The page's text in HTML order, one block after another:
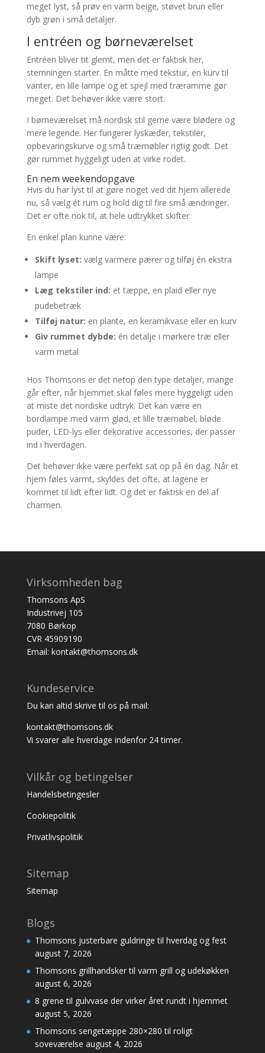
meget lyst, så prøv en varm beige, støvet brun eller
dyb grøn i små detaljer.
I entréen og børneværelset
Entréen bliver tit glemt, men det er faktisk her,
stemningen starter. En måtte med tekstur, en kurv til
vanter, en lille lampe og et spejl med træramme gør
meget. Det behøver ikke være stort.
I børneværelset må nordisk stil gerne være blødere og
mere legende. Her fungerer lyskæder, tekstiler,
opbevaringskurve og små træmøbler rigtig godt. Det
gør rummet hyggeligt uden at virke rodet.
En nem weekendopgave
Hvis du har lyst til at gøre noget ved dit hjem allerede
nu, så vælg ét rum og hold dig til fire små ændringer.
Det er ofte nok til, at hele udtrykket skifter.
En enkel plan kunne være:
Skift lyset: vælg varmere pærer og tilføj én ekstra
lampe
Læg tekstiler ind: et tæppe, en plaid eller nye
pudebetræk
Tilføj natur: en plante, en keramikvase eller en kurv
Giv rummet dybde: én detalje i mørkere træ eller
varm metal
Hos Thomsons er det netop den type detaljer, mange
går efter, når hjemmet skal føles mere hyggeligt uden
at miste det nordiske udtryk. Det kan være en
bordlampe med varm glød, et lille træmøbel, bløde
puder, LED-lys eller dekorative accessories, der passer
ind i hverdagen.
Det behøver ikke være perfekt sat op på én dag. Når et
hjem føles varmt, skyldes det ofte, at lagene er
kommet til lidt efter lidt. Og det er faktisk en del af
charmen.
Virksomheden bag
Thomsons ApS
Industrivej 105
7080 Børkop
CVR 45909190
Email: kontakt@thomsons.dk
Kundeservice
Du kan altid skrive til os på mail:
kontakt@thomsons.dk
Vi svarer alle hverdage indenfor 24 timer.
Vilkår og betingelser
Handelsbetingesler
Cookiepolitik
Privatlivspolitik
Sitemap
Sitemap
Blogs
Thomsons justerbare guldringe til hverdag og fest
august 7, 2026
Thomsons grillhandsker til varm grill og udekøkken
august 6, 2026
8 grene til gulvvase der virker året rundt i hjemmet
august 5, 2026
Thomsons sengetæppe 280×280 til roligt
soveværelse august 4, 2026